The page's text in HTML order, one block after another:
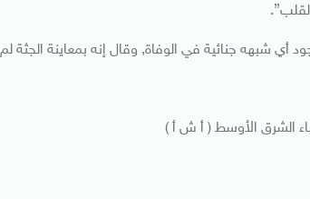
أي شبهه جنائية في الوفاة, وقال إنه بمعاينة الجثة
الشرق الأوسط ( أ ش أ )